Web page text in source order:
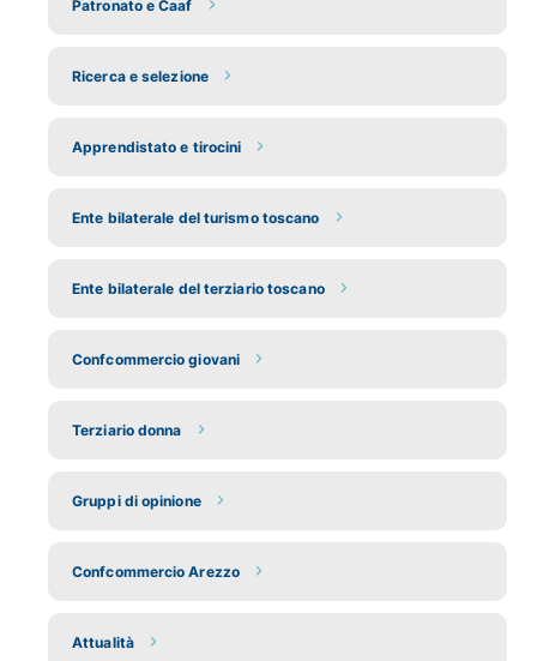
Patronato e Caaf
Ricerca e selezione
Apprendistato e tirocini
Ente bilaterale del turismo toscano
Ente bilaterale del terziario toscano
Confcommercio giovani
Terziario donna
Gruppi di opinione
Confcommercio Arezzo
Attualità